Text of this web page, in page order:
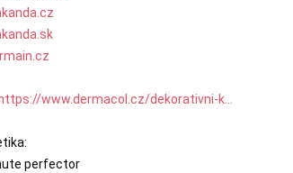
https://www.dermacol.cz/dekorativni-k...
perfector